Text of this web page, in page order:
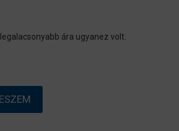
ára ugyanez volt.